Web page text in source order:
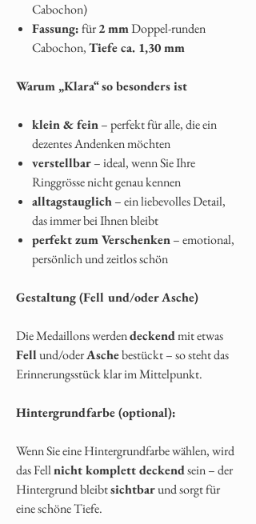
Cabochon)
Fassung:für2 mmDoppel-runden
Cabochon,Tiefe ca. 1,30 mm
Warum „Klara“ so besonders ist
klein & fein– perfekt für alle, die ein
dezentes Andenken möchten
verstellbar– ideal, wenn Sie Ihre
Ringgrösse nicht genau kennen
alltagstauglich– ein liebevolles Detail,
das immer bei Ihnen bleibt
perfekt zum Verschenken– emotional,
persönlich und zeitlos schön
Gestaltung (Fell und/oder Asche)
Die Medaillons werdendeckendmit etwas
Fellund/oderAschebestückt – so steht das
Erinnerungsstück klar im Mittelpunkt.
Hintergrundfarbe (optional):
Wenn Sie eine Hintergrundfarbe wählen, wird
das Fellnicht komplett deckendsein – der
Hintergrund bleibtsichtbarund sorgt für
eine schöne Tiefe.